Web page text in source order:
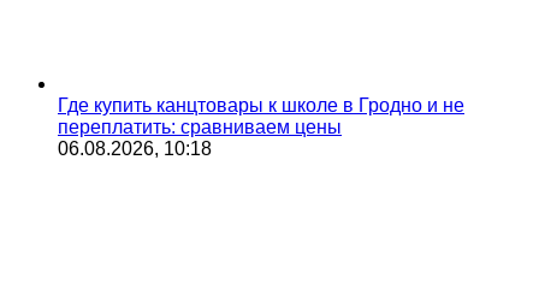
Где купить канцтовары к школе в Гродно и не
переплатить: сравниваем цены
06.08.2026, 10:18